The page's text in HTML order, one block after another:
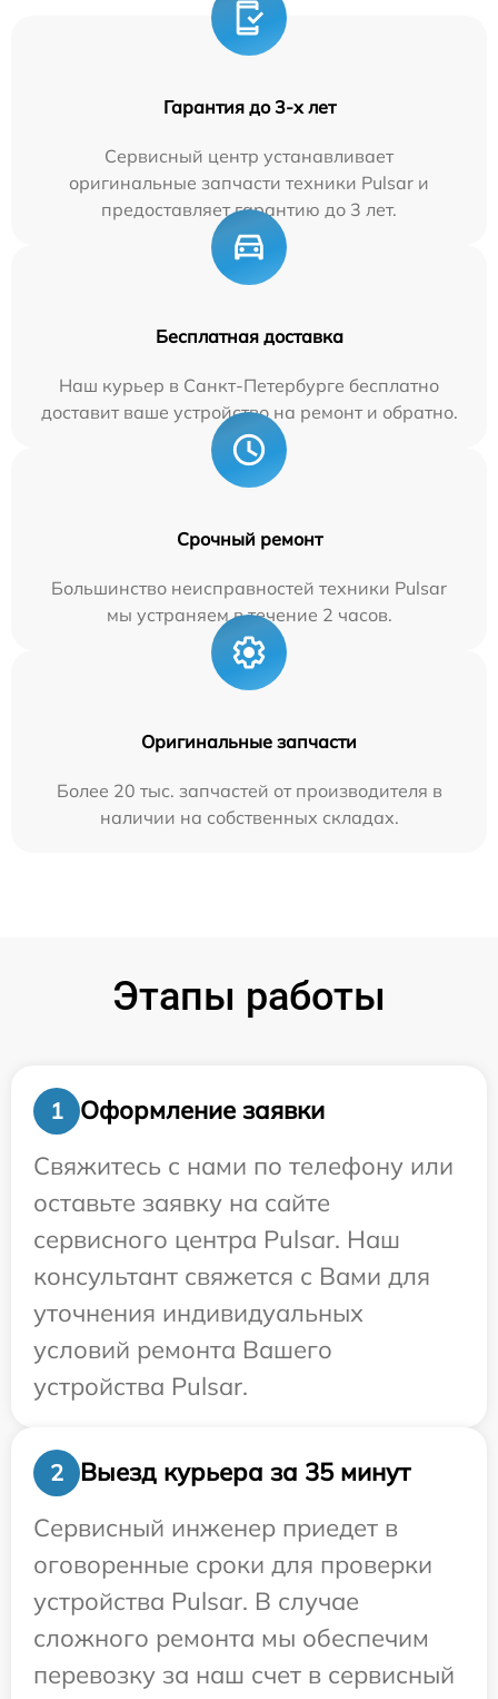
Гарантия до 3-х лет
Сервисный центр устанавливает
оригинальные запчасти техники Pulsar и
предоставляет гарантию до 3 лет.
Бесплатная доставка
Наш курьер в Санкт-Петербурге бесплатно
доставит ваше устройство на ремонт и обратно.
Срочный ремонт
Большинство неисправностей техники Pulsar
мы устраняем в течение 2 часов.
Оригинальные запчасти
Более 20 тыс. запчастей от производителя в
наличии на собственных складах.
Этапы работы
1
Оформление заявки
Свяжитесь с нами по телефону или
оставьте заявку на сайте
сервисного центра Pulsar. Наш
консультант свяжется с Вами для
уточнения индивидуальных
условий ремонта Вашего
устройства Pulsar.
2
Выезд курьера за 35 минут
Сервисный инженер приедет в
оговоренные сроки для проверки
устройства Pulsar. В случае
сложного ремонта мы обеспечим
перевозку за наш счет в сервисный